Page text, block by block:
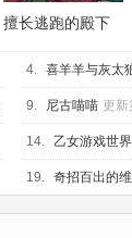
擅长逃跑的殿下
4. 喜羊羊与灰太
更新第46集
9. 尼古喵喵 更新
14. 乙女游戏世
不友好 第二季 更
19. 奇招百出的
02集